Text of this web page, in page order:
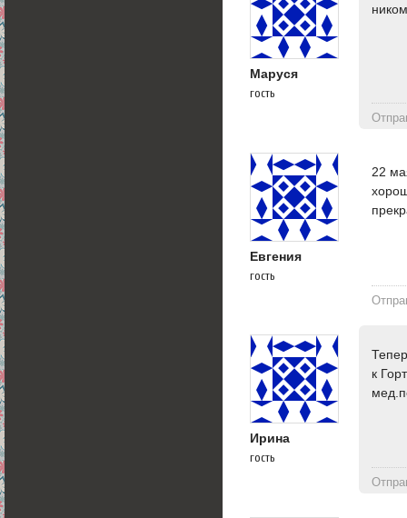
Маруся
гость
Евгения
гость
22
Ирина
гость
к